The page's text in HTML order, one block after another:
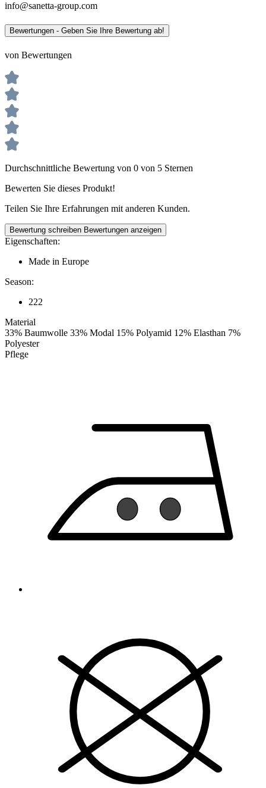
info@sanetta-group.com
Bewertungen - Geben Sie Ihre Bewertung ab!
von Bewertungen
Durchschnittliche Bewertung von 0 von 5 Sternen
Bewerten Sie dieses Produkt!
Teilen Sie Ihre Erfahrungen mit anderen Kunden.
Bewertung schreiben Bewertungen anzeigen
Eigenschaften:
Made in Europe
Season:
222
Material
33% Baumwolle 33% Modal 15% Polyamid 12% Elasthan 7%
Polyester
Pflege